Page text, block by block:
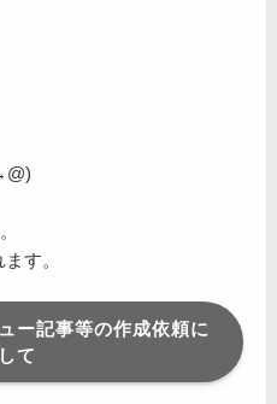
す。
ー記事等の作成依頼に
て